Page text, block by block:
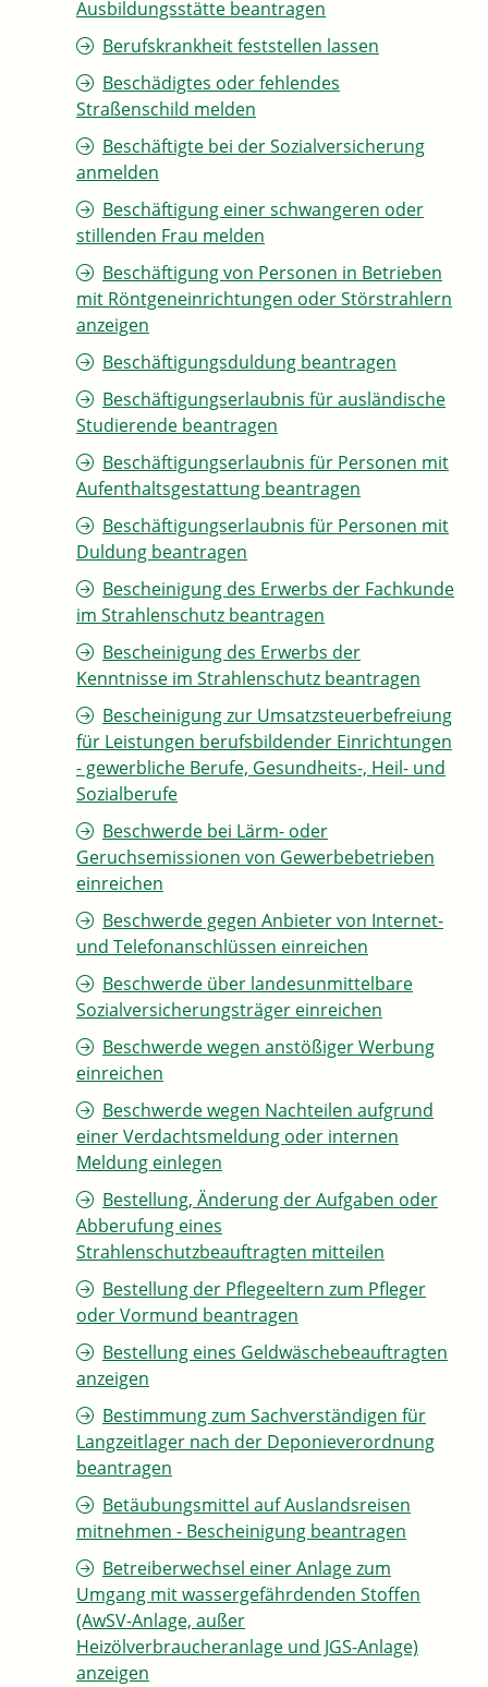
Ausbildungsstätte beantragen
Berufskrankheit feststellen lassen
Beschädigtes oder fehlendes
Straßenschild melden
Beschäftigte bei der Sozialversicherung
anmelden
Beschäftigung einer schwangeren oder
stillenden Frau melden
Beschäftigung von Personen in Betrieben
mit Röntgeneinrichtungen oder Störstrahlern
anzeigen
Beschäftigungsduldung beantragen
Beschäftigungserlaubnis für ausländische
Studierende beantragen
Beschäftigungserlaubnis für Personen mit
Aufenthaltsgestattung beantragen
Beschäftigungserlaubnis für Personen mit
Duldung beantragen
Bescheinigung des Erwerbs der Fachkunde
im Strahlenschutz beantragen
Bescheinigung des Erwerbs der
Kenntnisse im Strahlenschutz beantragen
Bescheinigung zur Umsatzsteuerbefreiung
für Leistungen berufsbildender Einrichtungen
- gewerbliche Berufe, Gesundheits-, Heil- und
Sozialberufe
Beschwerde bei Lärm- oder
Geruchsemissionen von Gewerbebetrieben
einreichen
Beschwerde gegen Anbieter von Internet-
und Telefonanschlüssen einreichen
Beschwerde über landesunmittelbare
Sozialversicherungsträger einreichen
Beschwerde wegen anstößiger Werbung
einreichen
Beschwerde wegen Nachteilen aufgrund
einer Verdachtsmeldung oder internen
Meldung einlegen
Bestellung, Änderung der Aufgaben oder
Abberufung eines
Strahlenschutzbeauftragten mitteilen
Bestellung der Pflegeeltern zum Pfleger
oder Vormund beantragen
Bestellung eines Geldwäschebeauftragten
anzeigen
Bestimmung zum Sachverständigen für
Langzeitlager nach der Deponieverordnung
beantragen
Betäubungsmittel auf Auslandsreisen
mitnehmen - Bescheinigung beantragen
Betreiberwechsel einer Anlage zum
Umgang mit wassergefährdenden Stoffen
(AwSV-Anlage, außer
Heizölverbraucheranlage und JGS-Anlage)
anzeigen